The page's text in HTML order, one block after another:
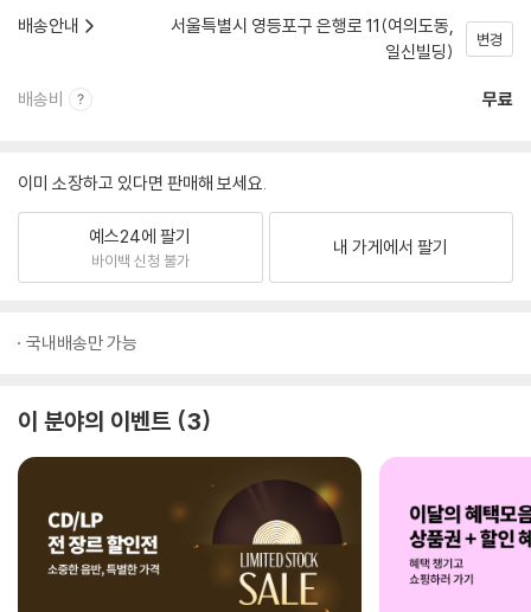
배송안내
서울특별시 영등포구 은행로 11(여의도동,
일신빌딩)
변경
배송비 무료
이미 소장하고 있다면 판매해 보세요.
예스24에 팔기
바이백 신청 불가
내 가게에서 팔기
국내배송만 가능
이 분야의 이벤트 3